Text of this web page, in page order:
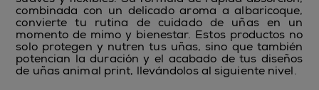
combinada con un delicado aroma a albaricoque,
convierte tu rutina de cuidado de uñas en un
momento de mimo y bienestar. Estos productos no
solo protegen y nutren tus uñas, sino que también
potencian la duración y el acabado de tus diseños
de uñas animal print, llevándolos al siguiente nivel.